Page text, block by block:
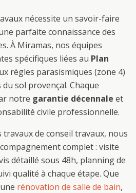
nécessite un savoir-faire
parfaite connaissance des
À Miramas, nos équipes
spécifiques liées au Plan
règles parasismiques (zone 4)
sol provençal. Chaque
notre garantie décennale et
civile professionnelle.
travaux de conseil travaux, nous
complet : visite
détaillé sous 48h, planning de
qualité à chaque étape. Que
rénovation de salle de bain,